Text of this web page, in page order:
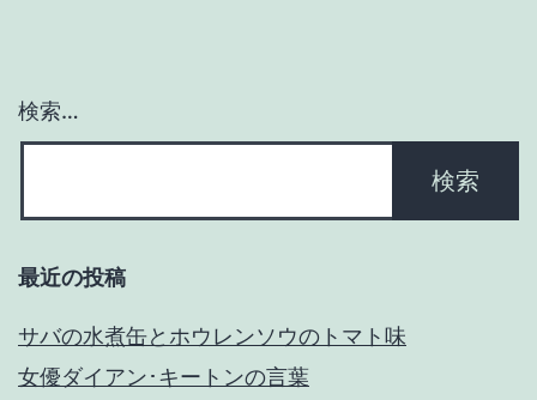
ン
検索…
最近の投稿
サバの水煮缶とホウレンソウのトマト味
女優ダイアン･キートンの言葉